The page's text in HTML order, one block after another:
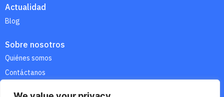
Actualidad
Blog
Sobre nosotros
Quiénes somos
Contáctanos